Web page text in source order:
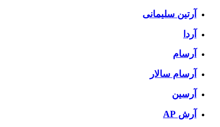
آرتین سلیمانی
آردا
آرسام
آرسام سالار
آرسین
آرش AP